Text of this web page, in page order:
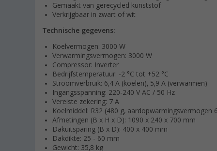
Gemaakt van gerecycled kunststof
Verkrijgbaar in zwart of wit
Technische gegevens:
Koelvermogen: 3000 W
Verwarmingsvermogen: 3000 W
Compressor: Inverter
Bedrijfstemperatuur: -2 °C tot +52 °C
Stroomverbruik: 6,4 A (koelen), 5,9 A (verwarmen)
Ingangsspanning: 220-240 V AC / 50 Hz
Vereiste zekering: 7 A
Koelmiddel: R32 (480 g, aardopwarmingsvermogen
Afmetingen (B x H x D): 1090 x 240 x 700 mm
Dakuitsparing (B x D): 400 x 400 mm
Dakdikte: 25 - 60 mm
Gewicht: 35,8 kg